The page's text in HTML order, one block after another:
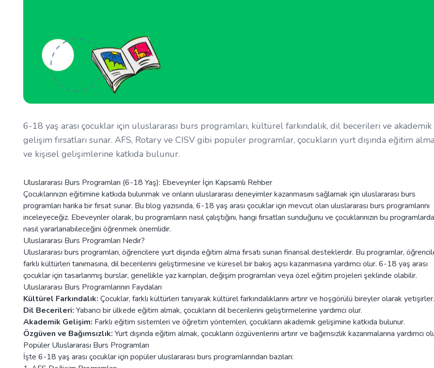
6-18 yaş arası çocuklar için uluslararası burs programları, kültürel farkındalık, dil becerileri ve akademik
gelişim fırsatları sunar. AFS, Rotary ve CISV gibi popüler programlar, çocukların yurt dışında eğitim
ve kişisel gelişimlerine katkıda bulunur.
Uluslararası Burs Programları (6-18 Yaş): Ebeveynler İçin Kapsamlı Rehber
Çocuklarınızın eğitimine katkıda bulunmak ve onların uluslararası deneyimler kazanmasını sağlamak için uluslararası burs
programları harika bir fırsat sunar. Bu blog yazısında, 6-18 yaş arası çocuklar için mevcut olan uluslararası burs programlarını
inceleyeceğiz. Ebeveynler olarak, bu programların nasıl çalıştığını, hangi fırsatları sunduğunu ve çocuklarınızın bu
nasıl yararlanabileceğini öğrenmek önemlidir.
Uluslararası Burs Programları Nedir?
Uluslararası burs programları, öğrencilere yurt dışında eğitim alma fırsatı sunan finansal desteklerdir. Bu programlar,
farklı kültürleri tanımasına, dil becerilerini geliştirmesine ve küresel bir bakış açısı kazanmasına yardımcı olur. 6-18 yaş arası
çocuklar için tasarlanmış burslar, genellikle yaz kampları, değişim programları veya özel eğitim projeleri şeklinde olabilir.
Uluslararası Burs Programlarının Faydaları
Kültürel Farkındalık: Çocuklar, farklı kültürleri tanıyarak kültürel farkındalıklarını artırır ve hoşgörülü bireyler olarak yetişirler.
Dil Becerileri: Yabancı bir ülkede eğitim almak, çocukların dil becerilerini geliştirmelerine yardımcı olur.
Akademik Gelişim: Farklı eğitim sistemleri ve öğretim yöntemleri, çocukların akademik gelişimine katkıda bulunur.
Özgüven ve Bağımsızlık: Yurt dışında eğitim almak, çocukların özgüvenlerini artırır ve bağımsızlık kazanmalarına yardımcı
Popüler Uluslararası Burs Programları
İşte 6-18 yaş arası çocuklar için popüler uluslararası burs programlarından bazıları: